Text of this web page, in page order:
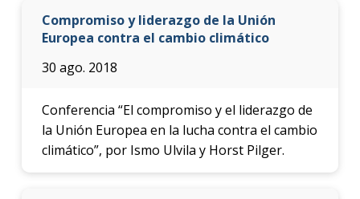
Compromiso y liderazgo de la Unión
Europea contra el cambio climático
30 ago. 2018
Conferencia “El compromiso y el liderazgo de
la Unión Europea en la lucha contra el cambio
climático”, por Ismo Ulvila y Horst Pilger.